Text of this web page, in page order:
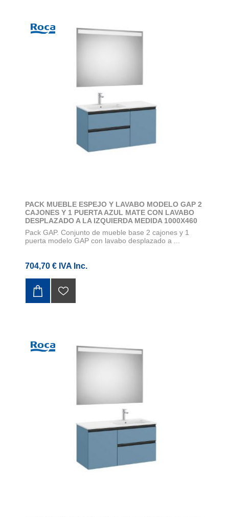
PACK MUEBLE ESPEJO Y LAVABO MODELO GAP 2
CAJONES Y 1 PUERTA AZUL MATE CON LAVABO
DESPLAZADO A LA IZQUIERDA MEDIDA 1000X460
Pack GAP. Conjunto de mueble base 2 cajones y 1
puerta modelo GAP con lavabo desplazado a ...
704,70 € IVA Inc.